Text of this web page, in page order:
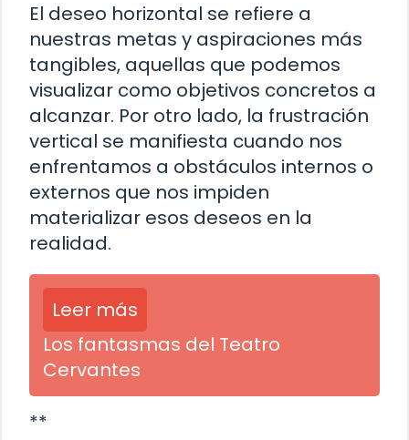
El deseo horizontal se refiere a
nuestras metas y aspiraciones más
tangibles, aquellas que podemos
visualizar como objetivos concretos a
alcanzar. Por otro lado, la frustración
vertical se manifiesta cuando nos
enfrentamos a obstáculos internos o
externos que nos impiden
materializar esos deseos en la
realidad.
Leer más
Los fantasmas del Teatro
Cervantes
**